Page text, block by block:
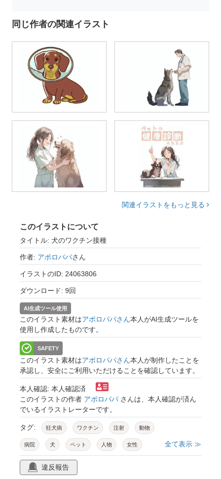
同じ作者の関連イラスト
関連イラストをもっと見る
このイラストについて
タイトル: 犬のワクチン接種
作者: アポロパパさん
イラストのID: 24063806
ダウンロード: 9回
AI生成ツール使用
このイラスト素材はアポロパパさん本人がAI生成ツールを
使用し作成したものです。
SAFETY
このイラスト素材はアポロパパさん本人が制作したことを
承認し、安全にご利用いただけることを確認しています。
本人確認: 本人確認済
このイラストの作者 アポロパパ さんは、本人確認が済ん
でいるイラストレーターです。
タグ: 狂犬病 ワクチン 注射 動物
病院 犬 ペット 人物 女性
予防接種 獣医
全て表示 ≫
違反報告